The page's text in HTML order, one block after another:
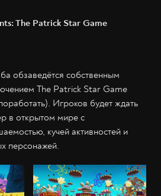
The Patrick Star Game
обзаведётся собственным
The Patrick Star Game
Игроков будет ждать
в открытом мире с
кучей активностей и
персонажей.